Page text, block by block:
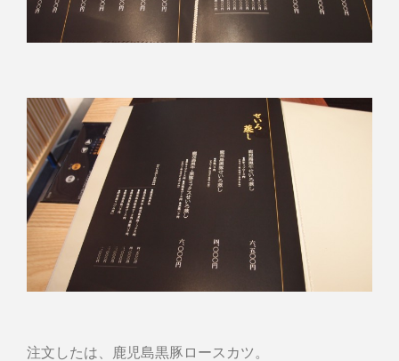
注文したは、鹿児島黒豚ロースカツ。